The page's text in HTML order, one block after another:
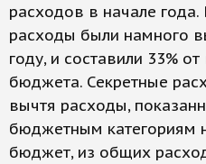
расходов в начале года.
расходы были намного
году, и составили 33%
бюджета. Секретные
вычтя расходы,
бюджетным категориям
бюджет, из общих